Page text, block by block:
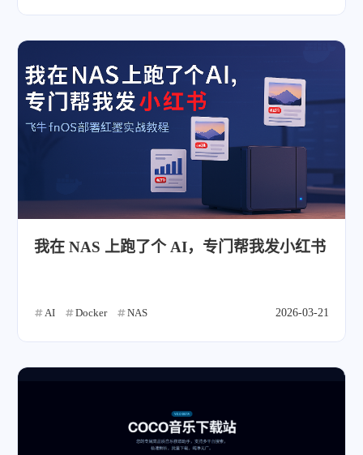
我在 NAS 上跑了个 AI，专门帮我发小红书
AI Docker NAS 2026-03-21